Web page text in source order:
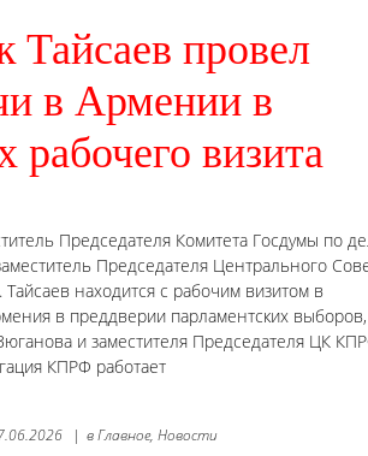
Тайсаев провел
в Армении в
рабочего визита
Председателя Комитета Госдумы по
Председателя Центрального
находится с рабочим визитом в
в преддверии парламентских
и заместителя Председателя ЦК
КПРФ работает
| вГлавное, Новости